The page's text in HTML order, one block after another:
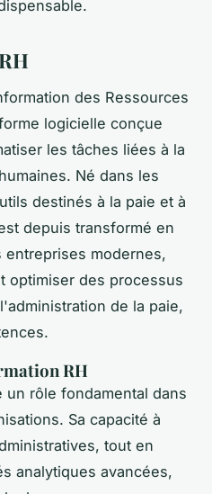
des Ressources
logicielle conçue
les tâches liées à la
Né dans les
destinés à la paie et à
depuis transformé en
modernes,
optimiser des processus
de la paie,
RH
un rôle fondamental dans
Sa capacité à
tout en
analytiques avancées,